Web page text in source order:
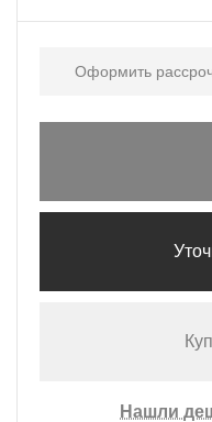
Оформить
Нашли